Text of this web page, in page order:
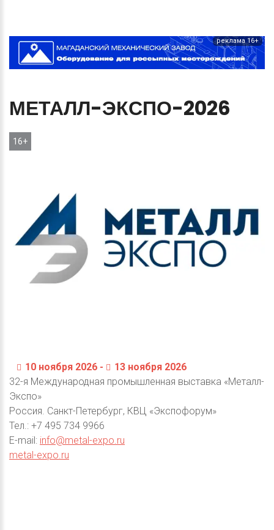
реклама 16+
МЕТАЛЛ-ЭКСПО-2026
16+
10 ноября 2026 -
13 ноября 2026
32-я Международная промышленная выставка «Металл-
Экспо»
Россия. Санкт-Петербург, КВЦ «Экспофорум»
Тел.: +7 495 734 9966
E-mail: info@metal-expo.ru
metal-expo.ru